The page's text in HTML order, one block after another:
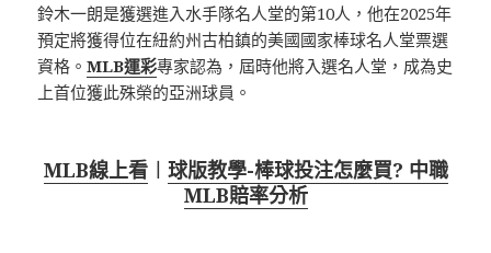
鈴木一朗是獲選進入水手隊名人堂的第10人，他在2025年
預定將獲得位在紐約州古柏鎮的美國國家棒球名人堂票選
資格。MLB運彩專家認為，屆時他將入選名人堂，成為史
上首位獲此殊榮的亞洲球員。
MLB線上看︱ 球版教學-棒球投注怎麼買? 中職
MLB賠率分析